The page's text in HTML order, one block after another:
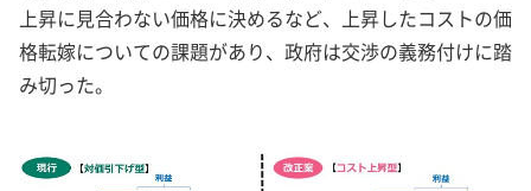
上昇に見合わない価格に決めるなど、上昇したコストの価
格転嫁についての課題があり、政府は交渉の義務付けに踏
み切った。